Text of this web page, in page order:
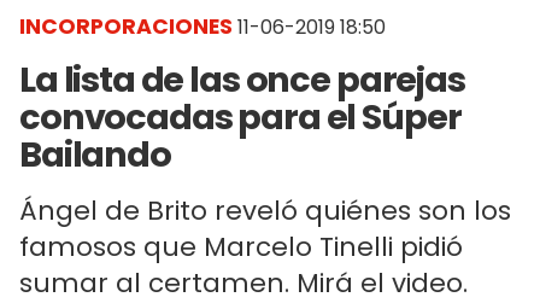
INCORPORACIONES 11-06-2019 18:50
La lista de las once parejas
convocadas para el Súper
Bailando
Ángel de Brito reveló quiénes son los
famosos que Marcelo Tinelli pidió
sumar al certamen. Mirá el video.